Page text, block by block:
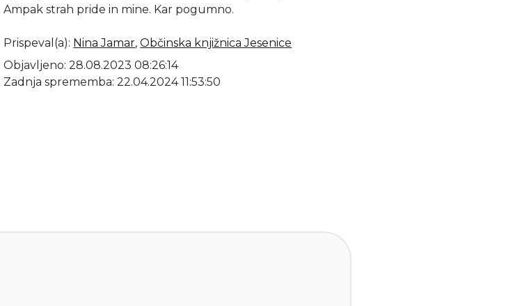
Ampak strah pride in mine. Kar pogumno.
Prispeval(a): Nina Jamar,Občinska knjižnica Jesenice
Objavljeno: 28.08.2023 08:26:14
Zadnja sprememba: 22.04.2024 11:53:50